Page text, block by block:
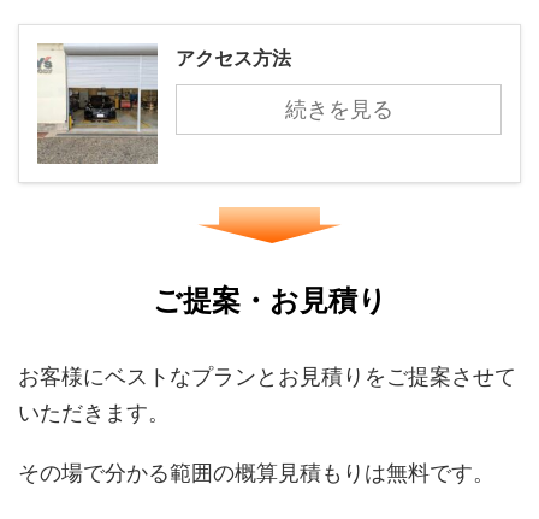
アクセス方法
続きを見る
ご提案・お見積り
お客様にベストなプランとお見積りをご提案させて
いただきます。
その場で分かる範囲の概算見積もりは無料です。